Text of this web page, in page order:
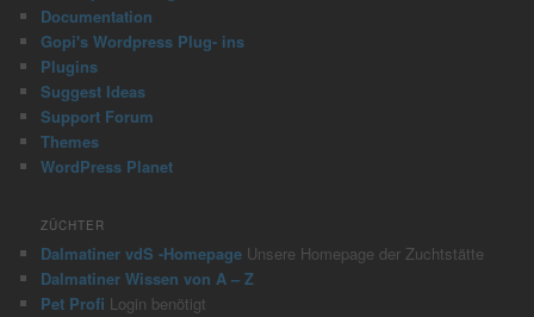
Documentation
Gopi's Wordpress Plug- ins
Plugins
Suggest Ideas
Support Forum
Themes
WordPress Planet
ZÜCHTER
Dalmatiner vdS -Homepage Unsere Homepage der Zuchtstätte
Dalmatiner Wissen von A – Z
Pet Profi Login benötigt